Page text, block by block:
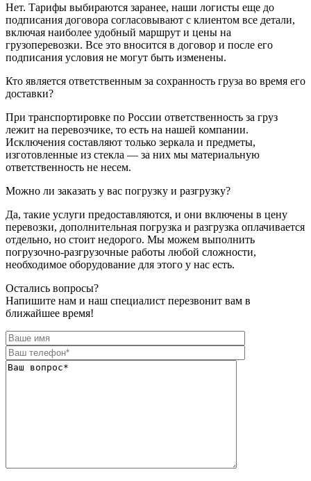
Нет. Тарифы выбираются заранее, наши логисты еще до
подписания договора согласовывают с клиентом все детали,
включая наиболее удобный маршрут и цены на
грузоперевозки. Все это вносится в договор и после его
подписания условия не могут быть изменены.
Кто является ответственным за сохранность груза во время его
доставки?
При транспортировке по России ответственность за груз
лежит на перевозчике, то есть на нашей компании.
Исключения составляют только зеркала и предметы,
изготовленные из стекла — за них мы материальную
ответственность не несем.
Можно ли заказать у вас погрузку и разгрузку?
Да, такие услуги предоставляются, и они включены в цену
перевозки, дополнительная погрузка и разгрузка оплачивается
отдельно, но стоит недорого. Мы можем выполнить
погрузочно-разгрузочные работы любой сложности,
необходимое оборудование для этого у нас есть.
Остались вопросы?
Напишите нам и наш специалист перезвонит вам в
ближайшее время!